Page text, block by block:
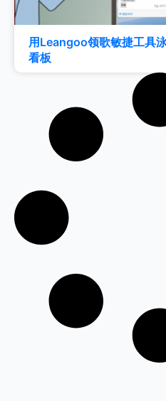
用Leangoo领歌敏捷工具
看板